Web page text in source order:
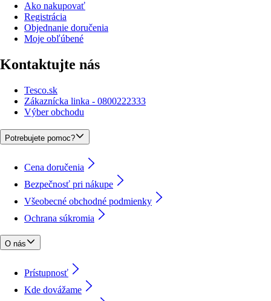
Ako nakupovať
Registrácia
Objednanie doručenia
Moje obľúbené
Kontaktujte nás
Tesco.sk
Zákaznícka linka - 0800222333
Výber obchodu
Potrebujete pomoc?
Cena doručenia
Bezpečnosť pri nákupe
Všeobecné obchodné podmienky
Ochrana súkromia
O nás
Prístupnosť
Kde dovážame